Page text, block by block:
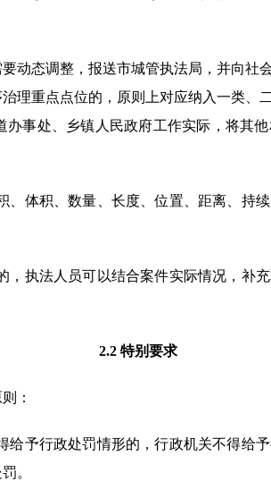
态调整，报送市城管执法局，并向社
理重点点位的，原则上对应纳入一类、
事处、乡镇人民政府工作实际，将其
体积、数量、长度、位置、距离、持
执法人员可以结合案件实际情况，补
2.2 特别要求
：
予行政处罚情形的，行政机关不得给
。